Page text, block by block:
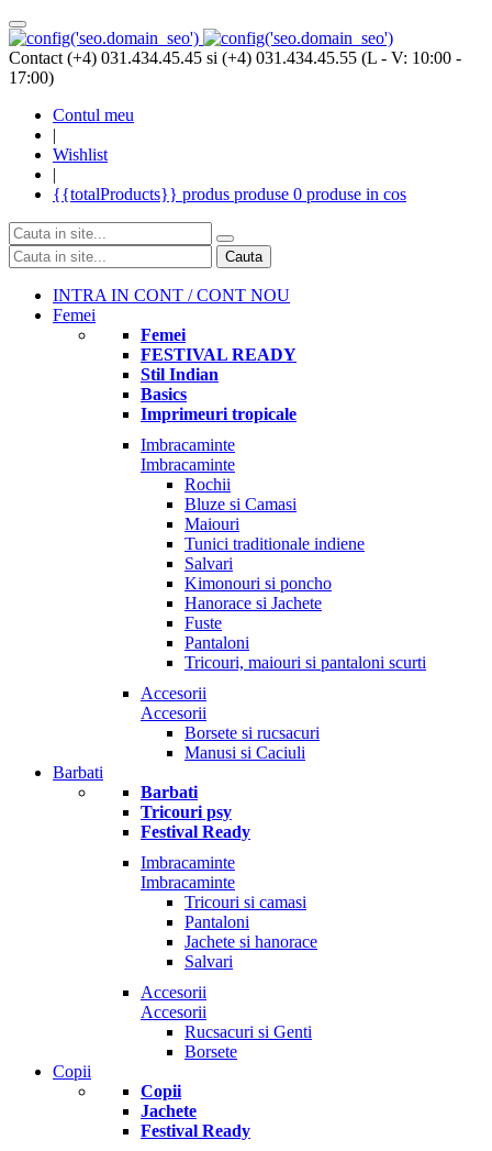
Contact (+4) 031.434.45.45 si (+4) 031.434.45.55 (L - V: 10:00 -
17:00)
Contul meu
|
Wishlist
|
{{totalProducts}} produs produse 0 produse in cos
Cauta
INTRA IN CONT / CONT NOU
Femei
Femei
FESTIVAL READY
Stil Indian
Basics
Imprimeuri tropicale
Imbracaminte
Imbracaminte
Rochii
Bluze si Camasi
Maiouri
Tunici traditionale indiene
Salvari
Kimonouri si poncho
Hanorace si Jachete
Fuste
Pantaloni
Tricouri, maiouri si pantaloni scurti
Accesorii
Accesorii
Borsete si rucsacuri
Manusi si Caciuli
Barbati
Barbati
Tricouri psy
Festival Ready
Imbracaminte
Imbracaminte
Tricouri si camasi
Pantaloni
Jachete si hanorace
Salvari
Accesorii
Accesorii
Rucsacuri si Genti
Borsete
Copii
Copii
Jachete
Festival Ready